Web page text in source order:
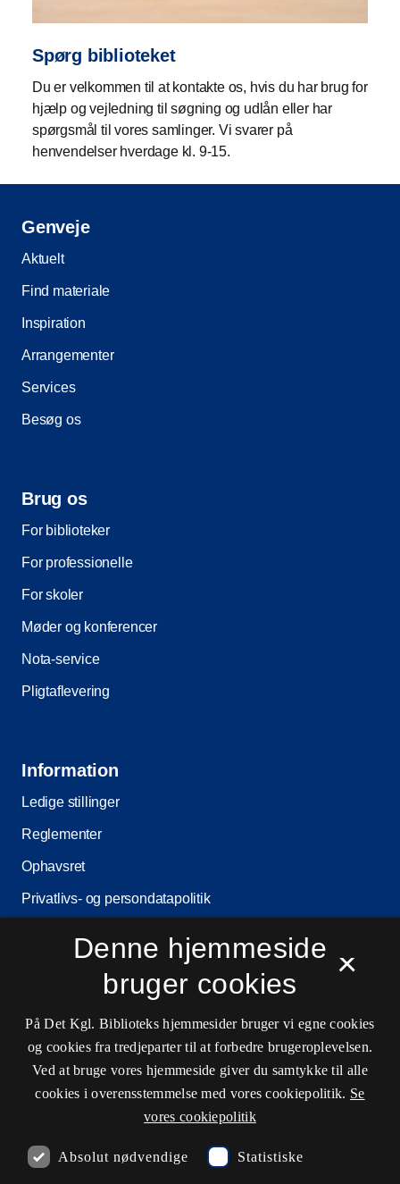
Spørg biblioteket
Du er velkommen til at kontakte os, hvis du har brug for
hjælp og vejledning til søgning og udlån eller har
spørgsmål til vores samlinger. Vi svarer på
henvendelser hverdage kl. 9-15.
Genveje
Aktuelt
Find materiale
Inspiration
Arrangementer
Services
Besøg os
Brug os
For biblioteker
For professionelle
For skoler
Møder og konferencer
Nota-service
Pligtaflevering
Information
Ledige stillinger
Reglementer
Ophavsret
Privatlivs- og persondatapolitik
Cookieindstillinger
Kontaktinformationer
Åbningstider
×
Denne hjemmeside
bruger cookies
På Det Kgl. Biblioteks hjemmesider bruger vi egne cookies
og cookies fra tredjeparter til at forbedre brugeroplevelsen.
Ved at bruge vores hjemmeside giver du samtykke til alle
cookies i overensstemmelse med vores cookiepolitik. Se
vores cookiepolitik
Absolut nødvendige Statistiske